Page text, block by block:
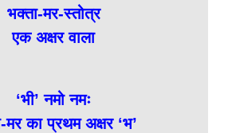
भक्ता-मर-स्तोत्र
एक अक्षर वाला
‘भी’ नमो नमः
मर का प्रथम अक्षर ‘भ’